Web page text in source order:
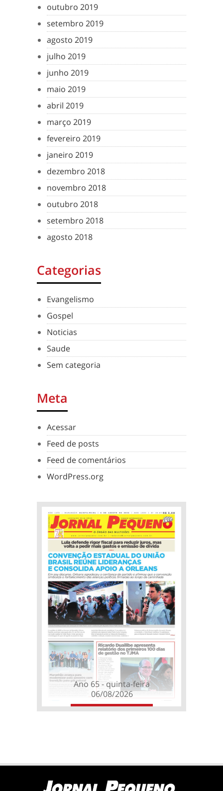
outubro 2019
setembro 2019
agosto 2019
julho 2019
junho 2019
maio 2019
abril 2019
março 2019
fevereiro 2019
janeiro 2019
dezembro 2018
novembro 2018
outubro 2018
setembro 2018
agosto 2018
Categorias
Evangelismo
Gospel
Noticias
Saude
Sem categoria
Meta
Acessar
Feed de posts
Feed de comentários
WordPress.org
Ano 65 - quinta-feira
06/08/2026